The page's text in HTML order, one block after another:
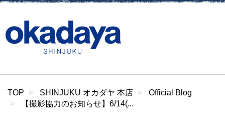
TOP SHINJUKU オカダヤ 本店
Official Blog
【撮影協力のお知らせ】6/14(...